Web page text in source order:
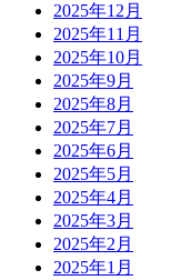
2025年12月
2025年11月
2025年10月
2025年9月
2025年8月
2025年7月
2025年6月
2025年5月
2025年4月
2025年3月
2025年2月
2025年1月